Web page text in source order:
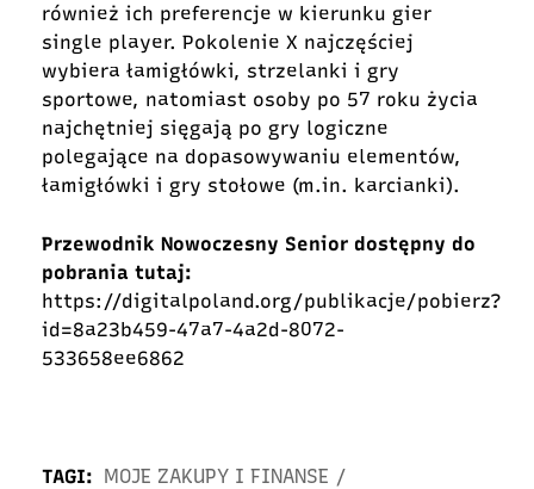
również ich preferencje w kierunku gier
single player. Pokolenie X najczęściej
wybiera łamigłówki, strzelanki i gry
sportowe, natomiast osoby po 57 roku życia
najchętniej sięgają po gry logiczne
polegające na dopasowywaniu elementów,
łamigłówki i gry stołowe (m.in. karcianki).
Przewodnik Nowoczesny Senior dostępny do
pobrania tutaj:
https://digitalpoland.org/publikacje/pobierz?
id=8a23b459-47a7-4a2d-8072-
533658ee6862
TAGI: MOJE ZAKUPY I FINANSE /